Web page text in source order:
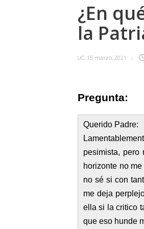
¿En
la
UC, 15 marzo, 2021
Pregunta:
Querido Padre:
pesimista, pero
horizonte no
no sé si con
me deja
ella si la critico
que eso hunde